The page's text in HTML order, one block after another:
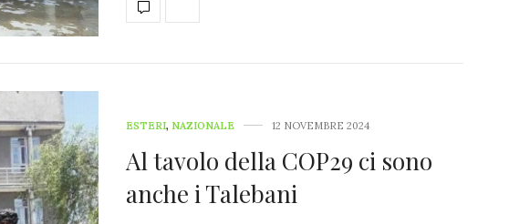
ESTERI, NAZIONALE 12 NOVEMBRE 2024
Al tavolo della COP29 ci sono
anche i Talebani